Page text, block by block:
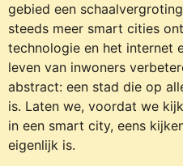
gebied een
steeds meer smart cities
technologie en het internet
leven van inwoners
abstract: een stad die op
is. Laten we, voordat we
in een smart city, eens
eigenlijk is.